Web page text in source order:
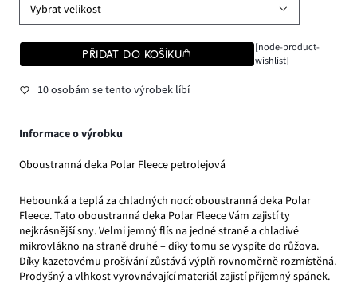
Vybrat velikost
PŘIDAT DO KOŠÍKU
[node-product-
wishlist]
10 osobám se tento výrobek líbí
Informace o výrobku
Oboustranná deka Polar Fleece petrolejová
Hebounká a teplá za chladných nocí: oboustranná deka Polar
Fleece. Tato oboustranná deka Polar Fleece Vám zajistí ty
nejkrásnější sny. Velmi jemný flís na jedné straně a chladivé
mikrovlákno na straně druhé – díky tomu se vyspíte do růžova.
Díky kazetovému prošívání zůstává výplň rovnoměrně rozmístěná.
Prodyšný a vlhkost vyrovnávající materiál zajistí příjemný spánek.